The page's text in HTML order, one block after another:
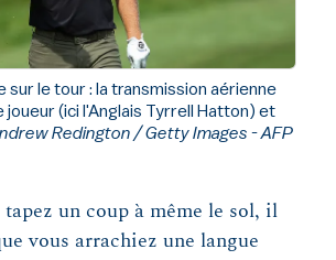
sur le tour : la transmission aérienne
joueur (ici l'Anglais Tyrrell Hatton) et
Redington / Getty Images - AFP
tapez un coup à même le sol, il
vous arrachiez une langue